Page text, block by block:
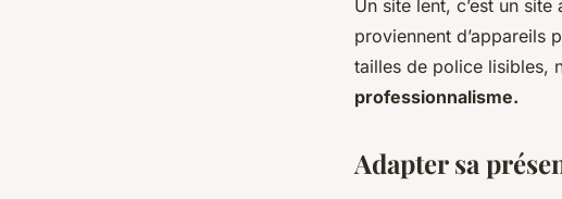
Un site lent, c’est un
proviennent d’appareils
tailles de police lisibles,
professionnalisme.
Adapter sa